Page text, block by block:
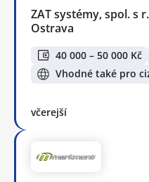
ZAT systémy, spol. s
Ostrava
40 000 – 50 000 Kč
Vhodné také pro
včerejší